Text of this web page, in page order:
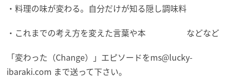
・料理の味が変わる。自分だけが知る隠し調味料
・これまでの考え方を変えた言葉や本 などなど
「変わった（Change）」エピソードをms@lucky-
ibaraki.com まで送って下さい。